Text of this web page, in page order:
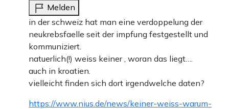
Melden
in der schweiz hat man eine verdoppelung der
neukrebsfaelle seit der impfung festgestellt und
kommuniziert.
natuerlich(!) weiss keiner , woran das liegt….
auch in kroatien.
vielleicht finden sich dort irgendwelche daten?
https://www.nius.de/news/keiner-weiss-warum-